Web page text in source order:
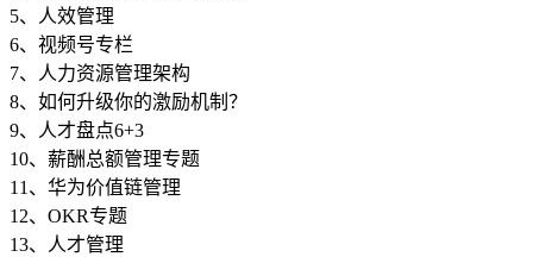
5、人效管理
6、视频号专栏
7、人力资源管理架构
8、如何升级你的激励机制？
9、人才盘点6+3
10、薪酬总额管理专题
11、华为价值链管理
12、OKR专题
13、人才管理